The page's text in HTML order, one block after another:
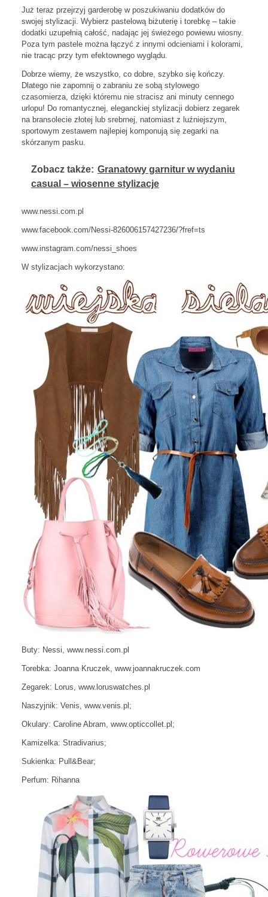
Już teraz przejrzyj garderobę w poszukiwaniu dodatków do
swojej stylizacji. Wybierz pastelową biżuterię i torebkę – takie
dodatki uzupełnią całość, nadając jej świeżego powiewu wiosny.
Poza tym pastele można łączyć z innymi odcieniami i kolorami,
nie tracąc przy tym efektownego wyglądu.
Dobrze wiemy, że wszystko, co dobre, szybko się kończy.
Dlatego nie zapomnij o zabraniu ze sobą stylowego
czasomierza, dzięki któremu nie stracisz ani minuty cennego
urlopu! Do romantycznej, eleganckiej stylizacji dobierz zegarek
na bransolecie złotej lub srebrnej, natomiast z luźniejszym,
sportowym zestawem najlepiej komponują się zegarki na
skórzanym pasku.
Zobacz także: Granatowy garnitur w wydaniu
casual – wiosenne stylizacje
www.nessi.com.pl
www.facebook.com/Nessi-826006157427236/?fref=ts
www.instagram.com/nessi_shoes
W stylizacjach wykorzystano:
Buty: Nessi, www.nessi.com.pl
Torebka: Joanna Kruczek, www.joannakruczek.com
Zegarek: Lorus, www.loruswatches.pl
Naszyjnik: Venis, www.venis.pl;
Okulary: Caroline Abram, www.opticcollet.pl;
Kamizelka: Stradivarius;
Sukienka: Pull&Bear;
Perfum: Rihanna